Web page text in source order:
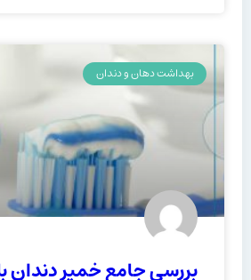
بهداشت دهان و دندان
بررسی جامع خمیر دندان